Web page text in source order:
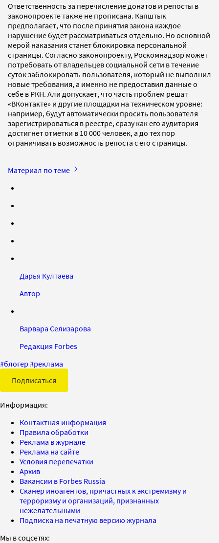
Ответственность за перечисление донатов и репосты в
законопроекте также не прописана. Капштык
предполагает, что после принятия закона каждое
нарушение будет рассматриваться отдельно. Но основной
мерой наказания станет блокировка персональной
страницы. Согласно законопроекту, Роскомнадзор может
потребовать от владельцев социальной сети в течение
суток заблокировать пользователя, который не выполнил
новые требования, а именно не предоставил данные о
себе в РКН. Али допускает, что часть проблем решат
«ВКонтакте» и другие площадки на техническом уровне:
например, будут автоматически просить пользователя
зарегистрироваться в реестре, сразу как его аудитория
достигнет отметки в 10 000 человек, а до тех пор
ограничивать возможность репоста с его страницы.
Материал по теме
Дарья Култаева
Автор
Варвара Селизарова
Редакция Forbes
#блогер #реклама
Подписаться
Информация:
Контактная информация
Правила обработки
Реклама в журнале
Реклама на сайте
Условия перепечатки
Архив
Вакансии в Forbes Russia
Сканер иноагентов, причастных к экстремизму и
терроризму и организаций, признанных
нежелательными
Подписка на печатную версию журнала
Мы в соцсетях: